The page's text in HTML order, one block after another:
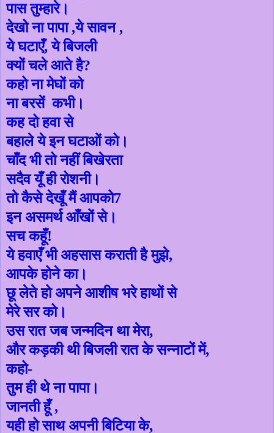
पास तुम्हारे।
देखो ना पापा ,ये सावन ,
ये घटाएँ,ये बिजली
क्यों चले आते है?
कहो ना मेघों को
ना बरसें कभी।
कह दो हवा से
बहाले ये इन घटाओं को।
चाँद भी तो नहीं बिखेरता
सदैव यूँ ही रोशनी।
तो कैसे देखूँ मैं आपको7
इन असमर्थ आँखों से।
सच कहूँ!
ये हवाएँ भी अहसास कराती है मुझे,
आपके होने का।
छू लेते हो अपने आशीष भरे हाथों से
मेरे सर को।
उस रात जब जन्मदिन था मेरा,
और कड़की थी बिजली रात के सन्नाटों में,
कहो-
तुम ही थे ना पापा।
जानती हूँ ,
यही हो साथ अपनी बिटिया के,